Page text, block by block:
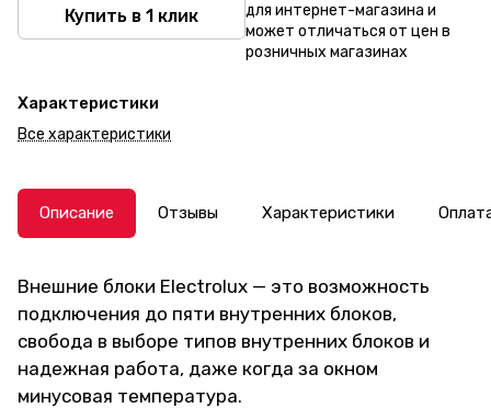
Купить в 1 клик
Характеристики
Все характеристики
для интернет-магазина и
может отличаться от цен в
розничных магазинах
Описание Отзывы Характеристики
Внешние блоки Electrolux — это возможность
подключения до пяти внутренних блоков,
свобода в выборе типов внутренних блоков и
надежная работа, даже когда за окном
минусовая температура.